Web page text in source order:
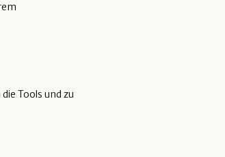
Tools und zu